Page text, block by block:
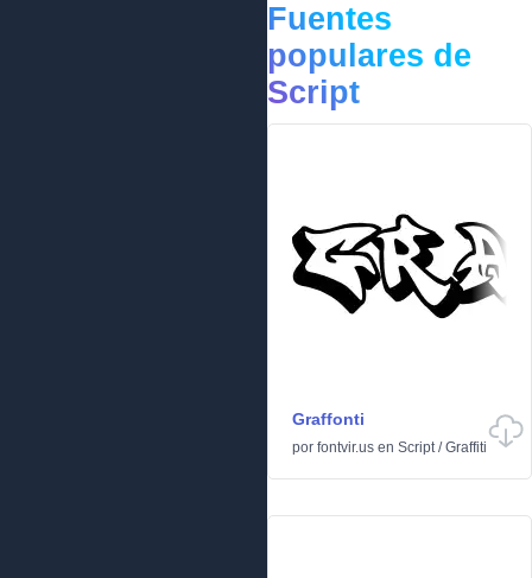
Fuentes
populares de
Script
Graffonti
por fontvir.us en Script/Graffiti